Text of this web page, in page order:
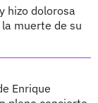
hizo dolorosa
muerte de su
Enrique